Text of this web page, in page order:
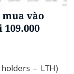
vào
– LTH)